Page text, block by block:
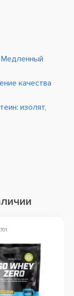
Медленный
качества
: изолят,